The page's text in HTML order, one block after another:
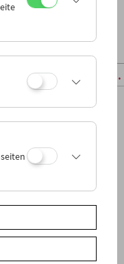
Sa 11.9.